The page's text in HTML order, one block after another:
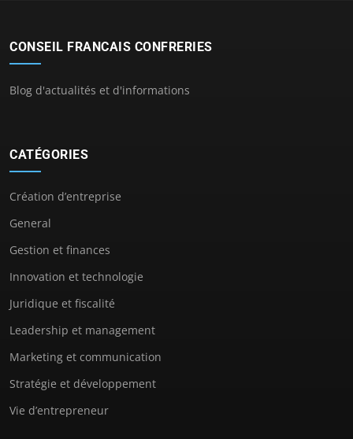
CONSEIL FRANCAIS CONFRERIES
Blog d'actualités et d'informations
CATÉGORIES
Création d’entreprise
General
Gestion et finances
Innovation et technologie
Juridique et fiscalité
Leadership et management
Marketing et communication
Stratégie et développement
Vie d’entrepreneur